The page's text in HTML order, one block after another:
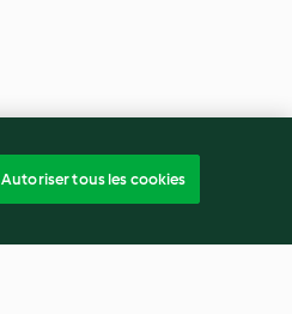
Autoriser tous les cookies